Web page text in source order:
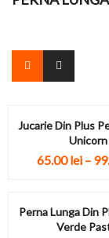
Jucarie Din Plus
Unicorn
65.00lei –
Perna Lunga Din
Verde